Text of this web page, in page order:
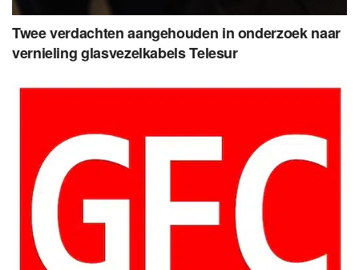
Twee verdachten aangehouden in onderzoek naar
vernieling glasvezelkabels Telesur